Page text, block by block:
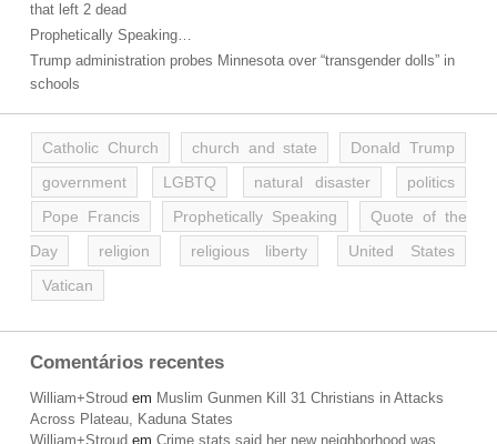
that left 2 dead
Prophetically Speaking…
Trump administration probes Minnesota over “transgender dolls” in
schools
Catholic Church church and state
Donald Trump
government
LGBTQ natural disaster
politics
Pope Francis
Prophetically Speaking
Quote of the
Day
religion religious liberty
United States
Vatican
Comentários recentes
William+Stroud em Muslim Gunmen Kill 31 Christians in Attacks
Across Plateau, Kaduna States
William+Stroud em Crime stats said her new neighborhood was